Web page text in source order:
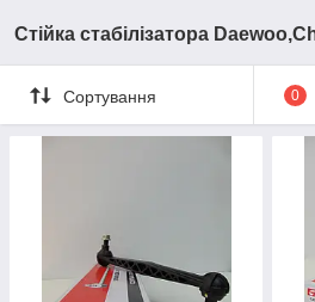
Стійка стабілізатора
Сортування 0